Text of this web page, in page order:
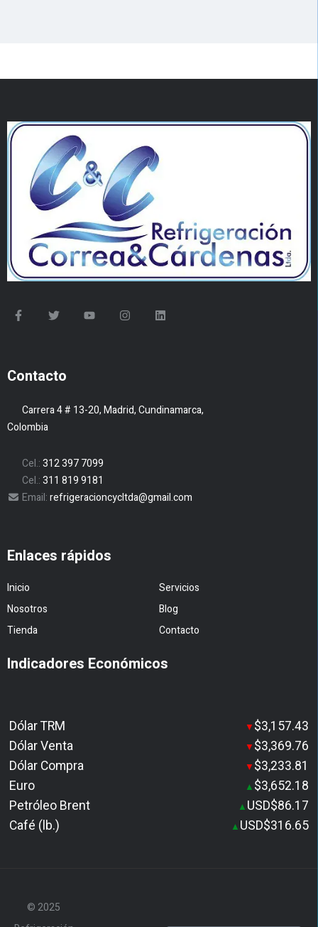
Contacto
Carrera 4 # 13-20, Madrid, Cundinamarca,
Colombia
Cel.:312 397 7099
Cel.:311 819 9181
Email:refrigeracioncycltda@gmail.com
Enlaces rápidos
Inicio
Servicios
Nosotros
Blog
Tienda
Contacto
Indicadores Económicos
Dólar TRM ▼ $3,157.43
Dólar Venta
▼ $3,369.76
Dólar Compra
▼ $3,233.81
Euro
▲ $3,652.18
Petróleo Brent
▲ USD$86.17
Café (lb.)
▲ USD$316.65
© 2025